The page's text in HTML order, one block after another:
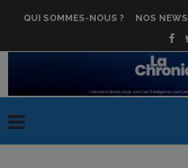
QUI SOMMES-NOUS ? NOS